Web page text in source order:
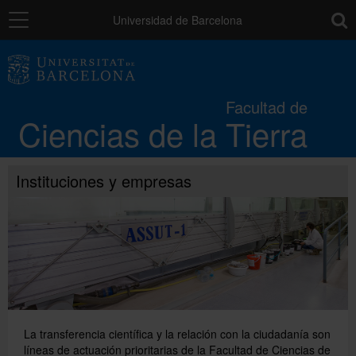
Navegación Universidad de Barcelona
Facultad de
Ciencias de la Tierra
Estudios
Investigación
Calidad
Movilidad
Instituciones y empresas
Instituciones y empresas
La transferencia científica y la relación con la ciudadanía son
líneas de actuación prioritarias de la Facultad de Ciencias de